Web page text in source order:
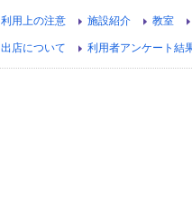
利用上の注意 施設紹介 教室
店について 利用者アンケート結